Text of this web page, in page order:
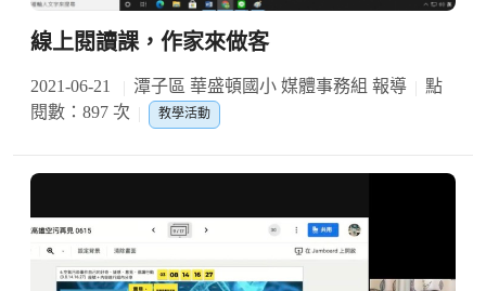
線上閱讀課，作家來做客
2021-06-21 潭子區 華盛頓國小 媒體事務組 報導
點
閱數：897 次
教學活動